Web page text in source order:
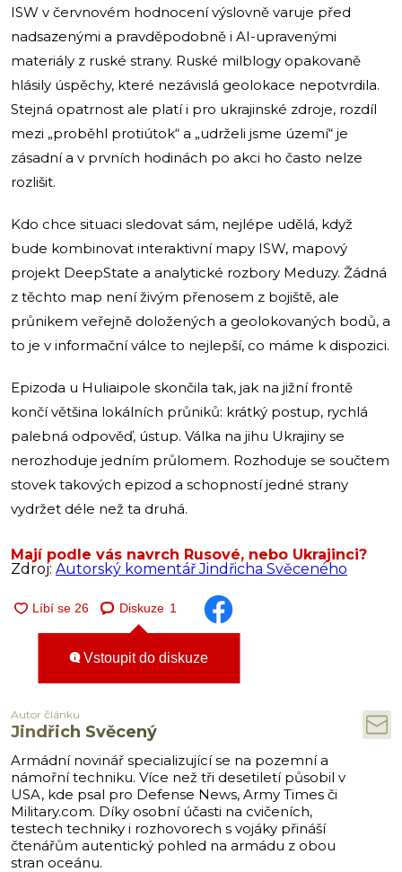
ISW v červnovém hodnocení výslovně varuje před
nadsazenými a pravděpodobně i AI-upravenými
materiály z ruské strany. Ruské milblogy opakovaně
hlásily úspěchy, které nezávislá geolokace nepotvrdila.
Stejná opatrnost ale platí i pro ukrajinské zdroje, rozdíl
mezi „proběhl protiútok“ a „udrželi jsme území“ je
zásadní a v prvních hodinách po akci ho často nelze
rozlišit.
Kdo chce situaci sledovat sám, nejlépe udělá, když
bude kombinovat interaktivní mapy ISW, mapový
projekt DeepState a analytické rozbory Meduzy. Žádná
z těchto map není živým přenosem z bojiště, ale
průnikem veřejně doložených a geolokovaných bodů, a
to je v informační válce to nejlepší, co máme k dispozici.
Epizoda u Huliaipole skončila tak, jak na jižní frontě
končí většina lokálních průniků: krátký postup, rychlá
palebná odpověď, ústup. Válka na jihu Ukrajiny se
nerozhoduje jedním průlomem. Rozhoduje se součtem
stovek takových epizod a schopností jedné strany
vydržet déle než ta druhá.
Mají podle vás navrch Rusové, nebo Ukrajinci?
Zdroj: Autorský komentář Jindřicha Svěceného
Diskuze 1
Vstoupit do diskuze
Autor článku
Jindřich Svěcený
Armádní novinář specializující se na pozemní a
námořní techniku. Více než tři desetiletí působil v
USA, kde psal pro Defense News, Army Times či
Military.com. Díky osobní účasti na cvičeních,
testech techniky i rozhovorech s vojáky přináší
čtenářům autentický pohled na armádu z obou
stran oceánu.